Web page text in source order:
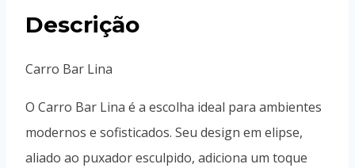
Descrição
Carro Bar Lina
O Carro Bar Lina é a escolha ideal para ambientes
modernos e sofisticados. Seu design em elipse,
aliado ao puxador esculpido, adiciona um toque